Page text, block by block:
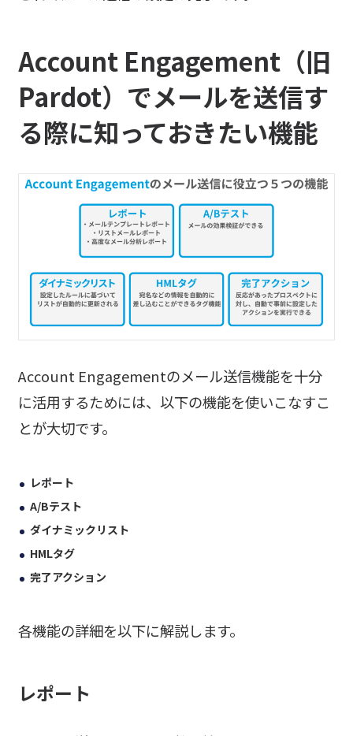
Account Engagement（旧
Pardot）でメールを送信す
る際に知っておきたい機能
Account Engagementのメール送信機能を十分
に活用するためには、以下の機能を使いこなすこ
とが大切です。
レポート
A/Bテスト
ダイナミックリスト
HMLタグ
完了アクション
各機能の詳細を以下に解説します。
レポート